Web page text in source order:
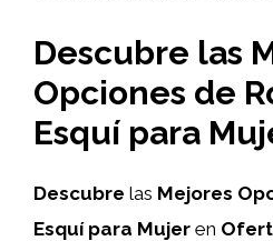
Descubre las
Opciones de
Esquí para
Descubre las Mejores
Esquí para Mujer en